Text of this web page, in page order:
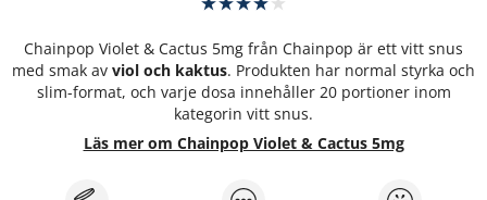
Chainpop Violet & Cactus 5mg från Chainpop är ett vitt snus
med smak av viol och kaktus. Produkten har normal styrka och
slim-format, och varje dosa innehåller 20 portioner inom
kategorin vitt snus.
Läs mer om Chainpop Violet & Cactus 5mg